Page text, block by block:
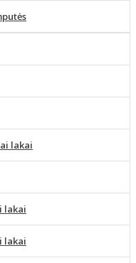
lakai
lakai
lakai